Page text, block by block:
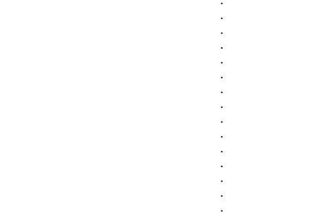
.
.
.
.
.
.
.
.
.
.
.
.
.
.